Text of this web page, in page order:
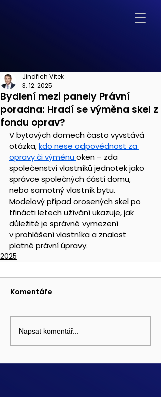
Bydlení mezi panely Právní
poradna: Hradí se výměna skel z
fondu oprav?
Jindřich Vítek
3. 12. 2025
V bytových domech často vyvstává
otázka, kdo nese odpovědnost za
opravy či výměnu oken – zda
společenství vlastníků jednotek jako
správce společných částí domu,
nebo samotný vlastník bytu.
Modelový případ orosených skel po
třinácti letech užívání ukazuje, jak
důležité je správné vymezení
v prohlášení vlastníka a znalost
platné právní úpravy.
2025
Komentáře
Napsat komentář...